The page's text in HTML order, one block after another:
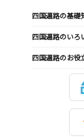
四国遍路の基礎
四国遍路のいろ
四国遍路のお役